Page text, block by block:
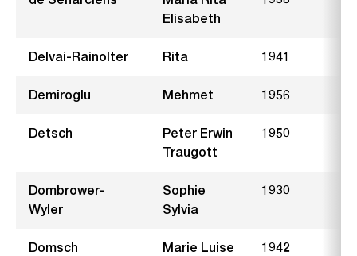
Elisabeth
Delvai-Rainolter Rita 1941
Demiroglu Mehmet 1956
Detsch
Peter Erwin
Traugott
1950
Dombrower-
Wyler
Sophie
Sylvia
1930
Domsch Marie Luise 1942